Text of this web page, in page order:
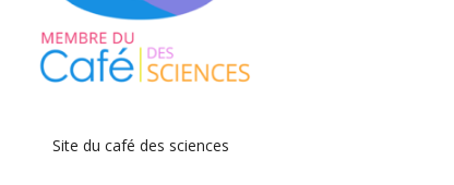
Site du café des sciences